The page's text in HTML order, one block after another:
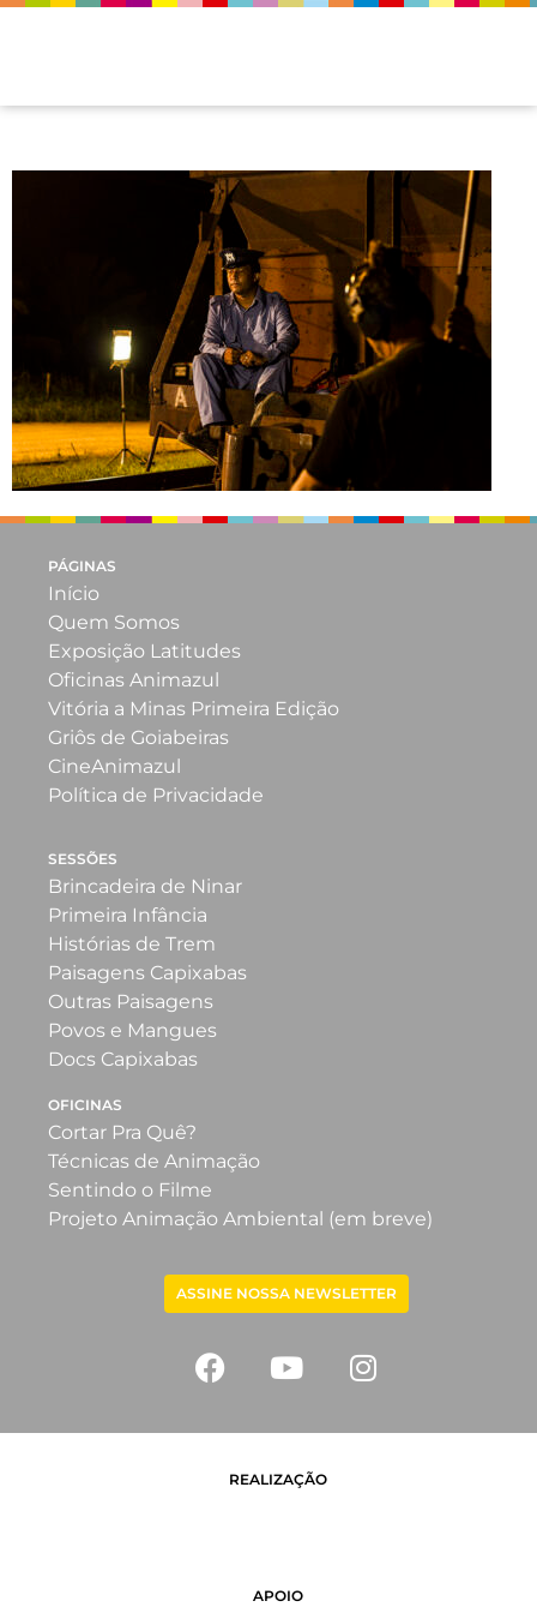
PÁGINAS
Início
Quem Somos
Exposição Latitudes
Oficinas Animazul
Vitória a Minas Primeira Edição
Griôs de Goiabeiras
CineAnimazul
Política de Privacidade
SESSÕES
Brincadeira de Ninar
Primeira Infância
Histórias de Trem
Paisagens Capixabas
Outras Paisagens
Povos e Mangues
Docs Capixabas
OFICINAS
Cortar Pra Quê?
Técnicas de Animação
Sentindo o Filme
Projeto Animação Ambiental (em breve)
ASSINE NOSSA NEWSLETTER
REALIZAÇÃO
APOIO